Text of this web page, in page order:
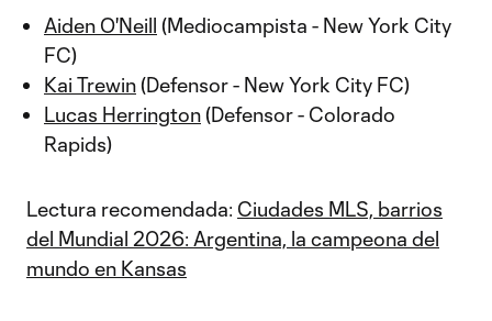
Aiden O'Neill (Mediocampista - New York City
FC)
Kai Trewin(Defensor - New York City FC)
Lucas Herrington(Defensor - Colorado
Rapids)
Lectura recomendada: Ciudades MLS, barrios
del Mundial 2026: Argentina, la campeona del
mundo en Kansas